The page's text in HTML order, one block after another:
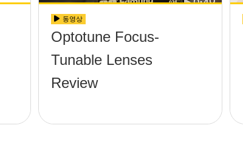
동영상
Optotune Focus-
Tunable Lenses
Review